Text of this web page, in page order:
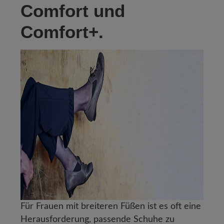
Comfort und
Comfort+.
Für Frauen mit breiteren Füßen ist es oft eine
Herausforderung, passende Schuhe zu